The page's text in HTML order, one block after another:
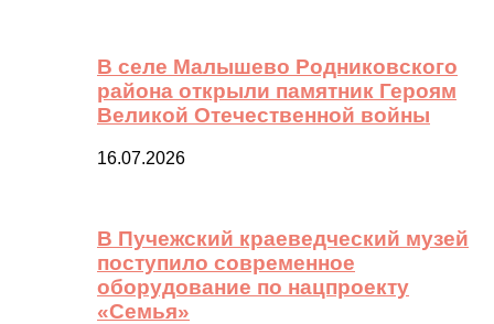
В селе Малышево Родниковского
района открыли памятник Героям
Великой Отечественной войны
16.07.2026
В Пучежский краеведческий музей
поступило современное
оборудование по нацпроекту
«Семья»